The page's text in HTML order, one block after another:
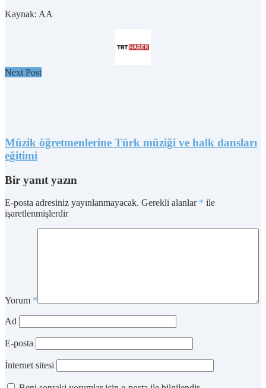
Kaynak: AA
Next Post
Müzik öğretmenlerine Türk müziği ve halk dansları
eğitimi
Bir yanıt yazın
E-posta adresiniz yayınlanmayacak. Gerekli alanlar * ile
işaretlenmişlerdir
Yorum *
Ad
E-posta
İnternet sitesi